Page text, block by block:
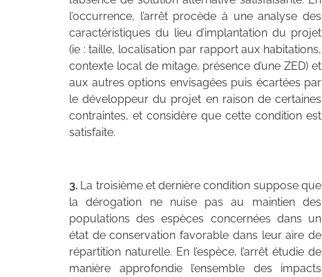
l’occurrence, l’arrêt procède à une analyse des
caractéristiques du lieu d’implantation du projet
(ie : taille, localisation par rapport aux habitations,
contexte local de mitage, présence d’une ZED) et
aux autres options envisagées puis écartées par
le développeur du projet en raison de certaines
contraintes, et considère que cette condition est
satisfaite.
3. La troisième et dernière condition suppose que
la dérogation ne nuise pas au maintien des
populations des espèces concernées dans un
état de conservation favorable dans leur aire de
répartition naturelle. En l’espèce, l’arrêt étudie de
manière approfondie l’ensemble des impacts